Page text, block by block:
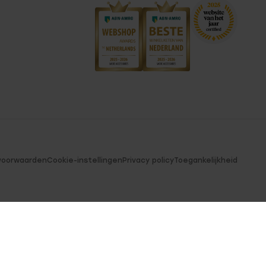
Cookie-instellingen Privacy policyToegankelijkheid